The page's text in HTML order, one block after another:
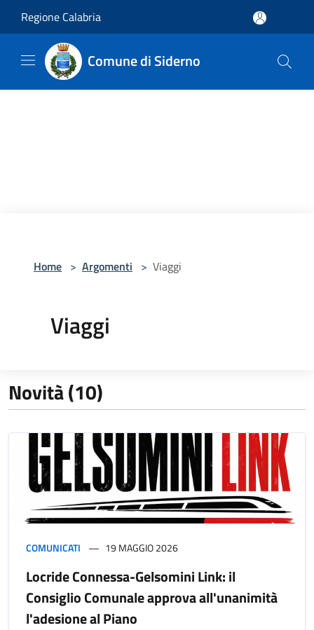
Regione Calabria
Comune di Siderno
Home > Argomenti > Viaggi
Viaggi
Novità (10)
COMUNICATI 19 MAGGIO 2026
Locride Connessa-Gelsomini Link: il
Consiglio Comunale approva all'unanimità
l'adesione al Piano